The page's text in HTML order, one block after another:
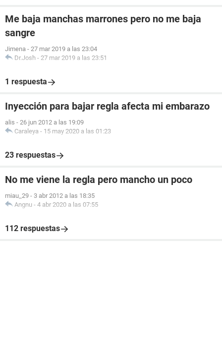
Me baja manchas marrones pero no me baja
sangre
Jimena - 27 mar 2019 a las 23:04
Dr.Josh - 27 mar 2019 a las 23:51
1 respuesta
Inyección para bajar regla afecta mi embarazo
alis - 26 jun 2012 a las 19:09
Caraleya - 15 may 2020 a las 01:23
23 respuestas
No me viene la regla pero mancho un poco
miau_29 - 3 abr 2012 a las 18:35
Angnu - 4 abr 2020 a las 07:55
112 respuestas